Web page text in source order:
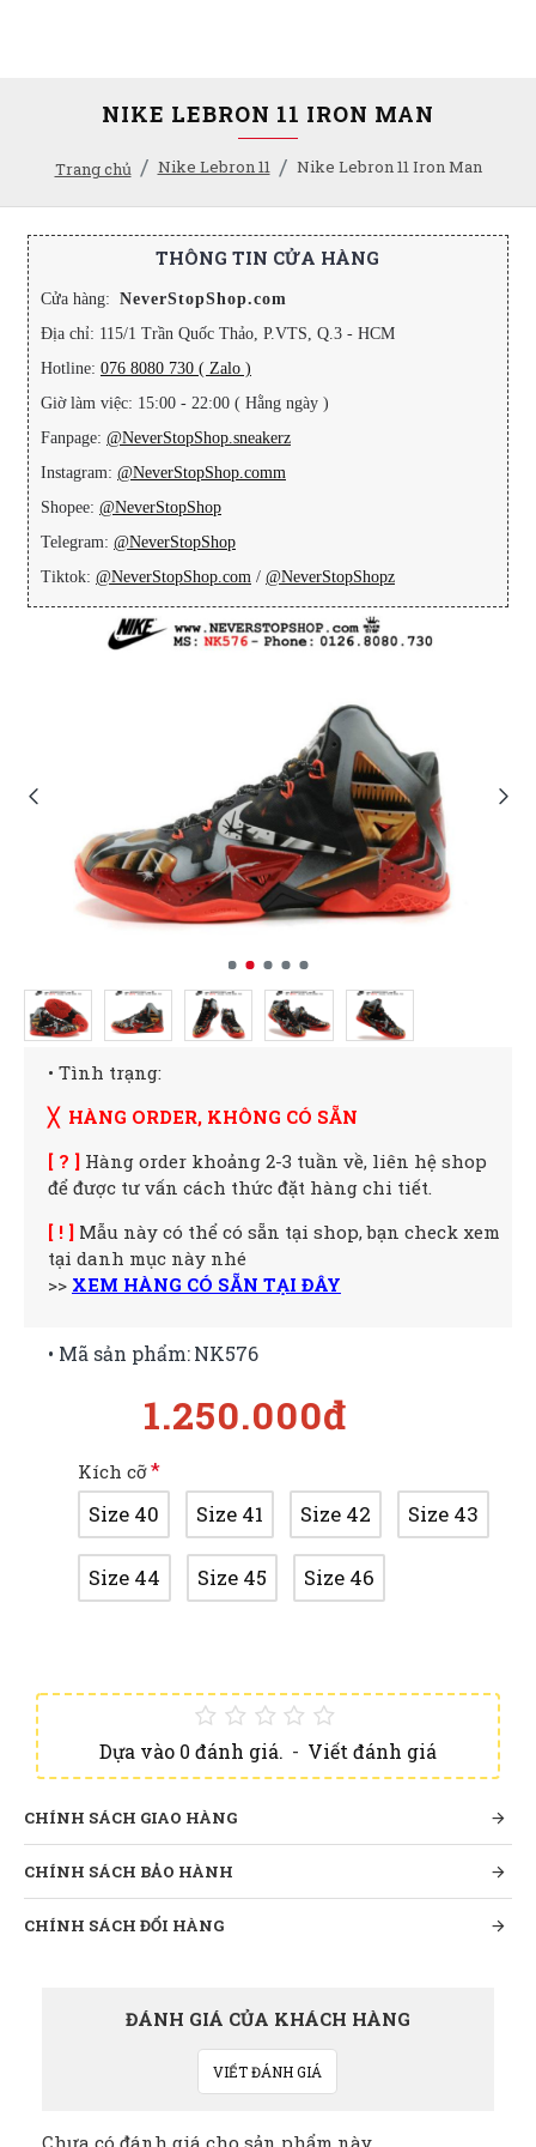
Trang chủ Nike Lebron 11 Nike Lebron 11 Iron Man
NIKE LEBRON 11 IRON MAN
THÔNG TIN CỬA HÀNG
Cửa hàng: NeverStopShop.com
Địa chỉ: 115/1 Trần Quốc Thảo, P.VTS, Q.3 - HCM
Hotline: 076 8080 730 ( Zalo )
Giờ làm việc: 15:00 - 22:00 ( Hằng ngày )
Fanpage: @NeverStopShop.sneakerz
Instagram: @NeverStopShop.comm
Shopee: @NeverStopShop
Telegram: @NeverStopShop
Tiktok: @NeverStopShop.com / @NeverStopShopz
• Tình trạng:
╳ HÀNG ORDER, KHÔNG CÓ SẴN
[ ? ] Hàng order khoảng 2-3 tuần về, liên hệ shop
để được tư vấn cách thức đặt hàng chi tiết.
[ ! ] Mẫu này có thể có sẵn tại shop, bạn check xem
tại danh mục này nhé
>> XEM HÀNG CÓ SẴN TẠI ĐÂY
Dựa vào 0 đánh giá. - Viết đánh giá
1.250.000đ
• Mã sản phẩm:NK576
Kích cỡ
Size 40 Size 41 Size 42 Size 43
Size 44 Size 45 Size 46
CHÍNH SÁCH GIAO HÀNG
CHÍNH SÁCH BẢO HÀNH
CHÍNH SÁCH ĐỔI HÀNG
ĐÁNH GIÁ CỦA KHÁCH HÀNG
VIẾT ĐÁNH GIÁ